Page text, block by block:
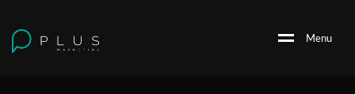
Menu